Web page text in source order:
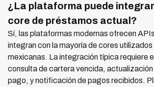
¿La plataforma puede
core de préstamos actual?
Sí, las plataformas modernas ofrecen
integran con la mayoría de cores
mexicanas. La integración típica requiere
consulta de cartera vencida,
pago, y notificación de pagos recibidos.